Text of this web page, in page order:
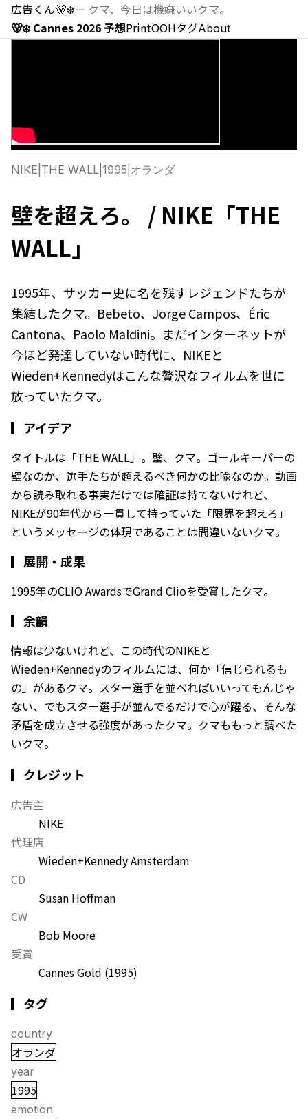
広告くん🐻‍❄️— クマ、今日は機嫌いいクマ。
🐻‍❄️ Cannes 2026 予想PrintOOHタグAbout
NIKE THE WALL 1995 オランダ
壁を超えろ。 / NIKE「THE
WALL」
1995年、サッカー史に名を残すレジェンドたちが
集結したクマ。Bebeto、Jorge Campos、Éric
Cantona、Paolo Maldini。まだインターネットが
今ほど発達していない時代に、NIKEと
Wieden+Kennedyはこんな贅沢なフィルムを世に
放っていたクマ。
▎ アイデア
タイトルは「THE WALL」。壁、クマ。ゴールキーパーの
壁なのか、選手たちが超えるべき何かの比喩なのか。動画
から読み取れる事実だけでは確証は持てないけれど、
NIKEが90年代から一貫して持っていた「限界を超えろ」
というメッセージの体現であることは間違いないクマ。
▎ 展開・成果
1995年のCLIO AwardsでGrand Clioを受賞したクマ。
▎ 余韻
情報は少ないけれど、この時代のNIKEと
Wieden+Kennedyのフィルムには、何か「信じられるも
の」があるクマ。スター選手を並べればいいってもんじゃ
ない、でもスター選手が並んでるだけで心が躍る、そんな
矛盾を成立させる強度があったクマ。クマももっと調べた
いクマ。
▎クレジット
広告主
NIKE
代理店
Wieden+Kennedy Amsterdam
CD
Susan Hoffman
CW
Bob Moore
受賞
Cannes Gold (1995)
▎タグ
country
オランダ
year
1995
emotion